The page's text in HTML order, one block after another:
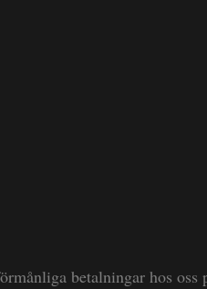
betalningar hos oss